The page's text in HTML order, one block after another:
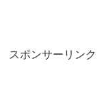
スポンサーリンク